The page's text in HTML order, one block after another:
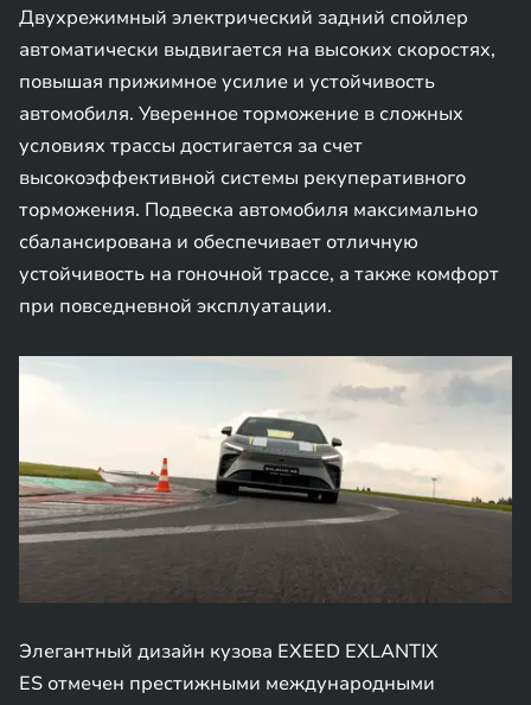
Двухрежимный электрический задний спойлер
автоматически выдвигается на высоких скоростях,
повышая прижимное усилие и устойчивость
автомобиля. Уверенное торможение в сложных
условиях трассы достигается за счет
высокоэффективной системы рекуперативного
торможения. Подвеска автомобиля максимально
сбалансирована и обеспечивает отличную
устойчивость на гоночной трассе, а также комфорт
при повседневной эксплуатации.
Элегантный дизайн кузова EXEED EXLANTIX
ES отмечен престижными международными